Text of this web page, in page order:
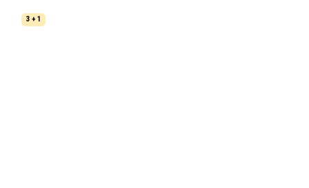
3 + 1